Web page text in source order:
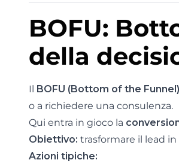
BOFU:
della
Il BOFU (Bottom of the Funnel)
o a richiedere una consulenza.
Qui entra in gioco la
Obiettivo: trasformare il lead
Azioni tipiche: